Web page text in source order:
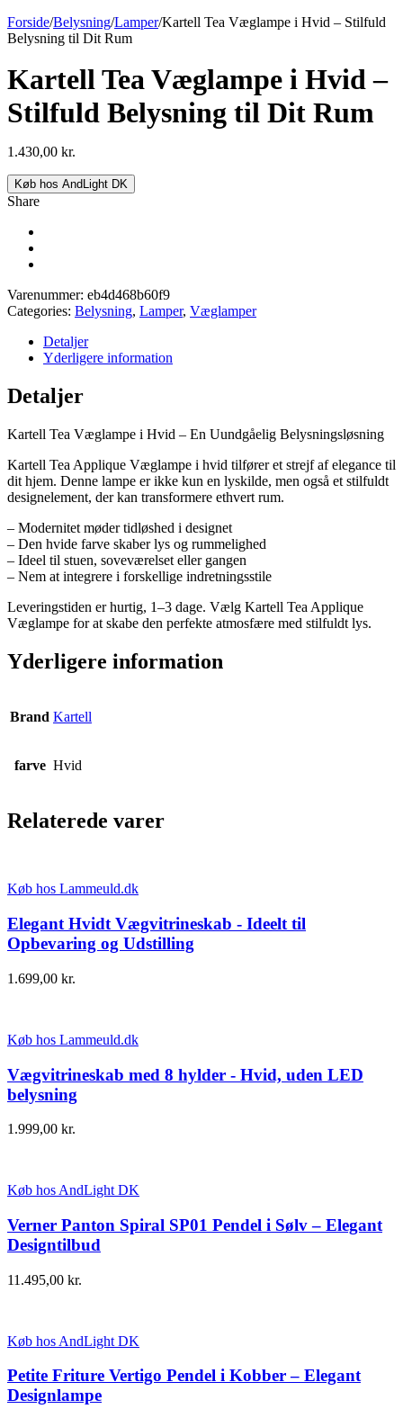
Forside/Belysning/Lamper/Kartell Tea Væglampe i Hvid – Stilfuld
Belysning til Dit Rum
Kartell Tea Væglampe i Hvid –
Stilfuld Belysning til Dit Rum
1.430,00 kr.
Køb hos AndLight DK
Share
Varenummer: eb4d468b60f9
Categories: Belysning, Lamper, Væglamper
Detaljer
Yderligere information
Detaljer
Kartell Tea Væglampe i Hvid – En Uundgåelig Belysningsløsning
Kartell Tea Applique Væglampe i hvid tilfører et strejf af elegance til
dit hjem. Denne lampe er ikke kun en lyskilde, men også et stilfuldt
designelement, der kan transformere ethvert rum.
– Modernitet møder tidløshed i designet
– Den hvide farve skaber lys og rummelighed
– Ideel til stuen, soveværelset eller gangen
– Nem at integrere i forskellige indretningsstile
Leveringstiden er hurtig, 1–3 dage. Vælg Kartell Tea Applique
Væglampe for at skabe den perfekte atmosfære med stilfuldt lys.
Yderligere information
Brand Kartell
farve Hvid
Relaterede varer
Køb hos Lammeuld.dk
Elegant Hvidt Vægvitrineskab - Ideelt til
Opbevaring og Udstilling
1.699,00 kr.
Køb hos Lammeuld.dk
Vægvitrineskab med 8 hylder - Hvid, uden LED
belysning
1.999,00 kr.
Køb hos AndLight DK
Verner Panton Spiral SP01 Pendel i Sølv – Elegant
Designtilbud
11.495,00 kr.
Køb hos AndLight DK
Petite Friture Vertigo Pendel i Kobber – Elegant
Designlampe